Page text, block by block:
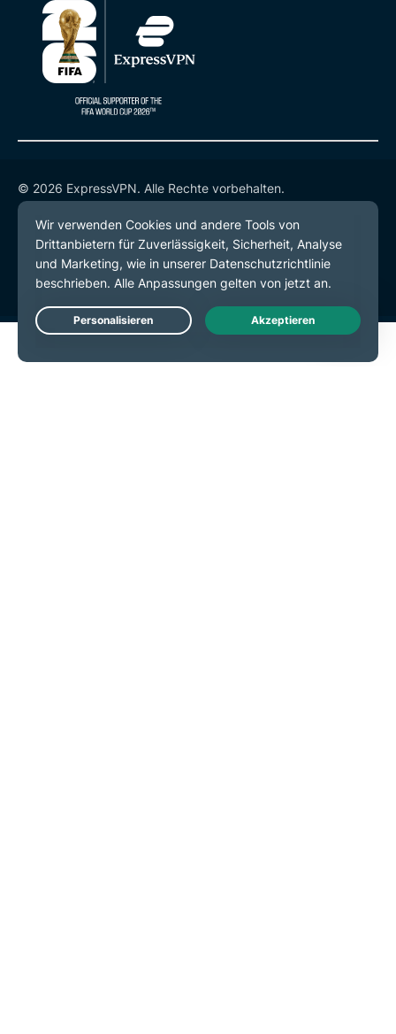
© 2026 ExpressVPN. Alle Rechte vorbehalten.
Datenschutzrichtlinie
Servicebedingungen
Cookie-Einstellungen
Live Chat